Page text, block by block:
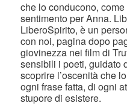
che lo conducono,
sentimento per Anna.
LiberoSpirito, è un
con noi, pagina dopo
giovinezza nei film di
sensibili i poeti, guidato
scoprire l’oscenità che
ogni frase fatta, di ogni
stupore di esistere.